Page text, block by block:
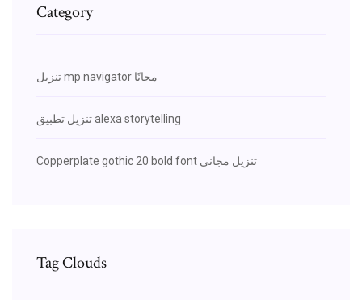
Category
تنزيل mp navigator مجانًا
تنزيل تطبيق alexa storytelling
Copperplate gothic 20 bold font تنزيل مجاني
Tag Clouds